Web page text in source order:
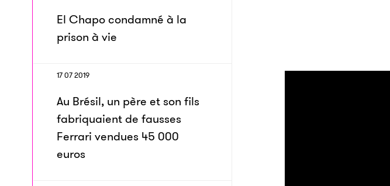
El Chapo condamné à la
prison à vie
17 07 2019
Au Brésil, un père et son fils
fabriquaient de fausses
Ferrari vendues 45 000
euros